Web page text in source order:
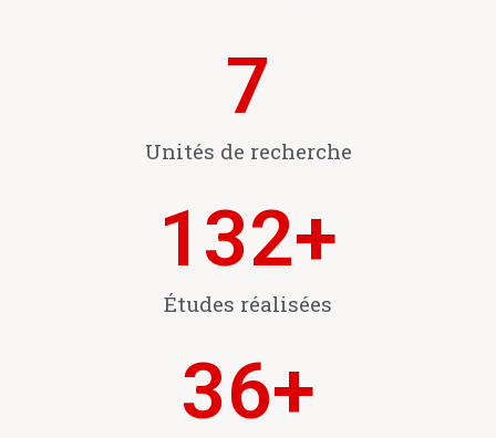
7
Unités de recherche
132+
Études réalisées
36+